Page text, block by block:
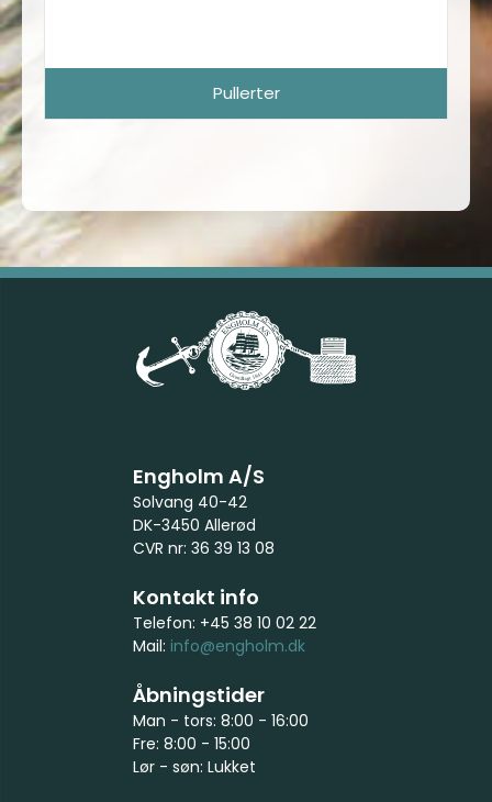
Pullerter
Engholm A/S
Solvang 40-42
DK-3450 Allerød
CVR nr: 36 39 13 08
Kontakt info
Telefon: +45 38 10 02 22
Mail: info@engholm.dk
Åbningstider
Man - tors: 8:00 - 16:00
Fre: 8:00 - 15:00
Lør - søn: Lukket